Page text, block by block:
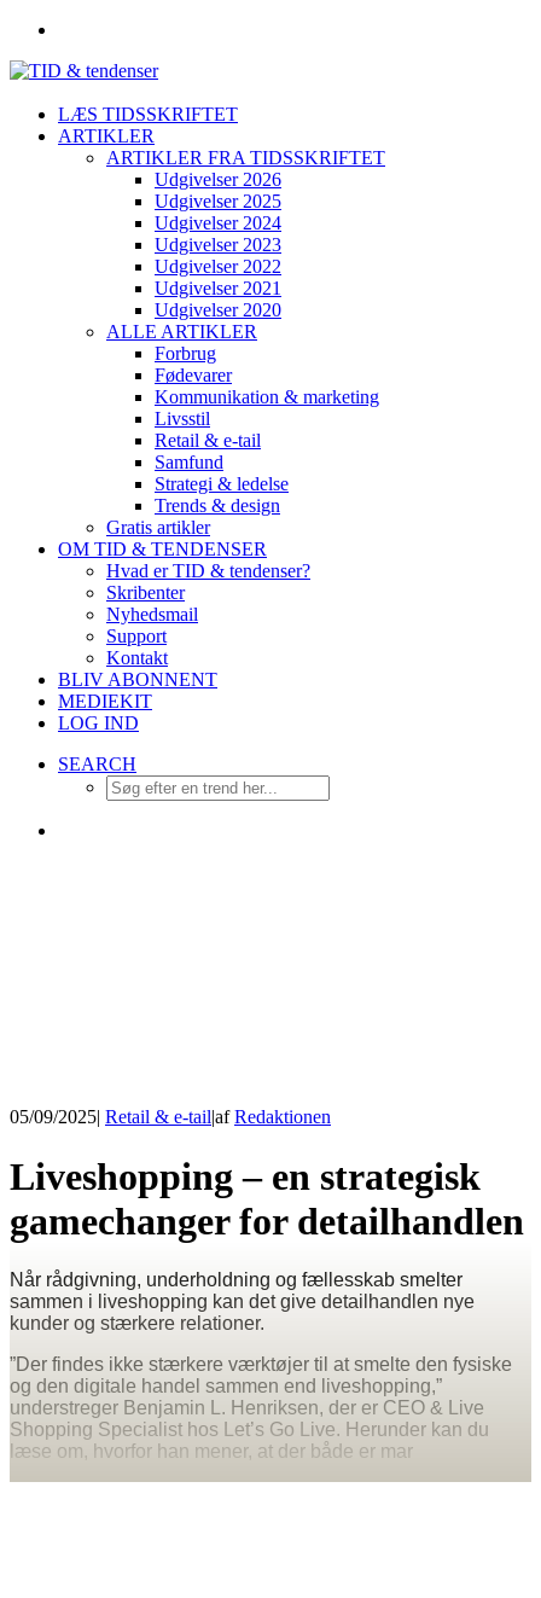
LÆS TIDSSKRIFTET
ARTIKLER
ARTIKLER FRA TIDSSKRIFTET
Udgivelser 2026
Udgivelser 2025
Udgivelser 2024
Udgivelser 2023
Udgivelser 2022
Udgivelser 2021
Udgivelser 2020
ALLE ARTIKLER
Forbrug
Fødevarer
Kommunikation & marketing
Livsstil
Retail & e-tail
Samfund
Strategi & ledelse
Trends & design
Gratis artikler
OM TID & TENDENSER
Hvad er TID & tendenser?
Skribenter
Nyhedsmail
Support
Kontakt
BLIV ABONNENT
MEDIEKIT
LOG IND
SEARCH
05/09/2025| Retail & e-tail|afRedaktionen
Liveshopping – en strategisk
gamechanger for detailhandlen
Når rådgivning, underholdning og fællesskab smelter
sammen i liveshopping kan det give detailhandlen nye
kunder og stærkere relationer.
”Der findes ikke stærkere værktøjer til at smelte den fysiske
og den digitale handel sammen end liveshopping,”
understreger Benjamin L. Henriksen, der er CEO & Live
Shopping Specialist hos Let’s Go Live. Herunder kan du
læse om, hvorfor han mener, at der både er mar